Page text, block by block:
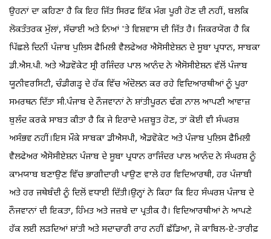
ਉਹਨਾਂ ਦਾ ਕਹਿਣਾ ਹੈ ਕਿ ਇਹ ਜਿੱਤ ਸਿਰਫ ਇੱਕ ਮੰਗ ਪੂਰੀ ਹੋਣ ਦੀ ਨਹੀਂ, ਬਲਕਿ
ਲੋਕਤੰਤਰਕ ਮੁੱਲਾਂ, ਸੱਚਾਈ ਅਤੇ ਨਿਆਂ 'ਤੇ ਵਿਸ਼ਵਾਸ ਦੀ ਜਿੱਤ ਹੈ। ਜਿਕਰਯੋਗ ਹੈ ਕਿ
ਪਿੱਛਲੇ ਦਿਨੀਂ ਪੰਜਾਬ ਪੁਲਿਸ ਫੈਮਿਲੀ ਵੈਲਫੇਅਰ ਐਸੋਸੀਏਸ਼ਨ ਦੇ ਸੂਬਾ ਪ੍ਰਧਾਨ, ਸਾਬਕਾ
ਡੀ.ਐਸ.ਪੀ. ਅਤੇ ਐਡਵੋਕੇਟ ਸ੍ਰੀ ਰਜਿੰਦਰ ਪਾਲ ਆਨੰਦ ਨੇ ਐਸੋਸੀਏਸ਼ਨ ਵੱਲੋਂ ਪੰਜਾਬ
ਯੂਨੀਵਰਸਿਟੀ, ਚੰਡੀਗੜ੍ਹ ਦੇ ਹੱਕ ਵਿੱਚ ਅੰਦੋਲਨ ਕਰ ਰਹੇ ਵਿਦਿਆਰਥੀਆਂ ਨੂੰ ਪੂਰਾ
ਸਮਰਥਨ ਦਿੱਤਾ ਸੀ.ਪੰਜਾਬ ਦੇ ਨੌਜਵਾਨਾਂ ਨੇ ਸ਼ਾਂਤੀਪੂਰਨ ਢੰਗ ਨਾਲ ਆਪਣੀ ਆਵਾਜ਼
ਬੁਲੰਦ ਕਰਕੇ ਸਾਬਤ ਕੀਤਾ ਹੈ ਕਿ ਜੇ ਇਰਾਦੇ ਮਜ਼ਬੂਤ ਹੋਣ, ਤਾਂ ਕੋਈ ਵੀ ਸੰਘਰਸ਼
ਅਸੰਭਵ ਨਹੀਂ।ਇਸ ਮੌਕੇ ਸਾਬਕਾ ਡੀਐਸਪੀ, ਐਡਵੋਕੇਟ ਅਤੇ ਪੰਜਾਬ ਪੁਲਿਸ ਫੈਮਿਲੀ
ਵੈਲਫੇਅਰ ਐਸੋਸੀਏਸ਼ਨ ਪੰਜਾਬ ਦੇ ਸੂਬਾ ਪ੍ਰਧਾਨ ਰਾਜਿੰਦਰ ਪਾਲ ਆਨੰਦ ਨੇ ਸੰਘਰਸ਼ ਨੂੰ
ਕਾਮਯਾਬ ਬਣਾਉਣ ਵਿੱਚ ਭਾਗੀਦਾਰੀ ਪਾਉਣ ਵਾਲੇ ਹਰ ਵਿਦਿਆਰਥੀ, ਹਰ ਪੰਜਾਬੀ
ਅਤੇ ਹਰ ਜਥੇਬੰਦੀ ਨੂੰ ਦਿਲੋਂ ਵਧਾਈ ਦਿੱਤੀ।ਉਨ੍ਹਾਂ ਨੇ ਕਿਹਾ ਕਿ ਇਹ ਸੰਘਰਸ਼ ਪੰਜਾਬ ਦੇ
ਨੌਜਵਾਨਾਂ ਦੀ ਇਕਤਾ, ਹਿੰਮਤ ਅਤੇ ਜਜ਼ਬੇ ਦਾ ਪ੍ਰਤੀਕ ਹੈ। ਵਿਦਿਆਰਥੀਆਂ ਨੇ ਆਪਣੇ
ਹੱਕ ਲਈ ਲੜਦਿਆਂ ਸ਼ਾਂਤੀ ਅਤੇ ਸਦਾਚਾਰੀ ਰਾਹ ਨਹੀਂ ਛੱਡਿਆ, ਜੋ ਕਾਬਿਲ-ਏ-ਤਾਰੀਫ਼